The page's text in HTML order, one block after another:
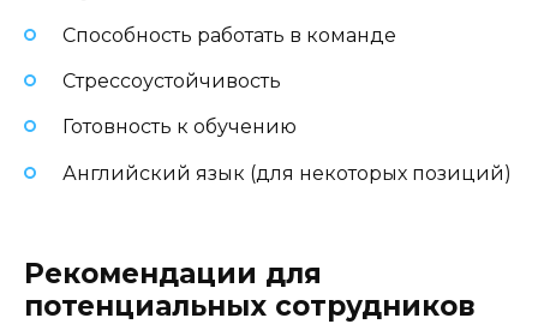
Способность работать в команде
Стрессоустойчивость
Готовность к обучению
Английский язык (для некоторых позиций)
Рекомендации для
потенциальных сотрудников